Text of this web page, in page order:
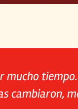
mucho
cambiaron,